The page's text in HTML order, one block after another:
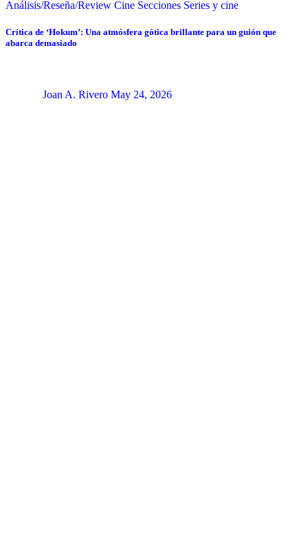
Análisis/Reseña/Review Cine Secciones Series y cine
Crítica de ‘Hokum’: Una atmósfera gótica brillante para un guión que
abarca demasiado
Joan A. Rivero May 24, 2026